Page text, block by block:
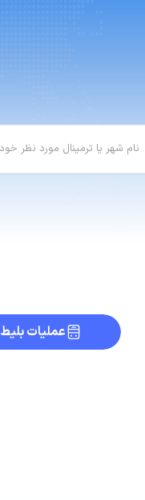
عملیات بلیط